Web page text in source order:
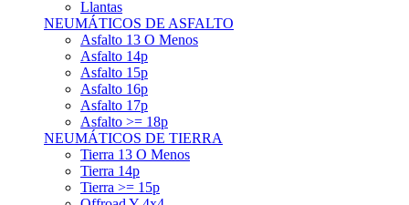
Llantas
NEUMÁTICOS DE ASFALTO
Asfalto 13 O Menos
Asfalto 14p
Asfalto 15p
Asfalto 16p
Asfalto 17p
Asfalto >= 18p
NEUMÁTICOS DE TIERRA
Tierra 13 O Menos
Tierra 14p
Tierra >= 15p